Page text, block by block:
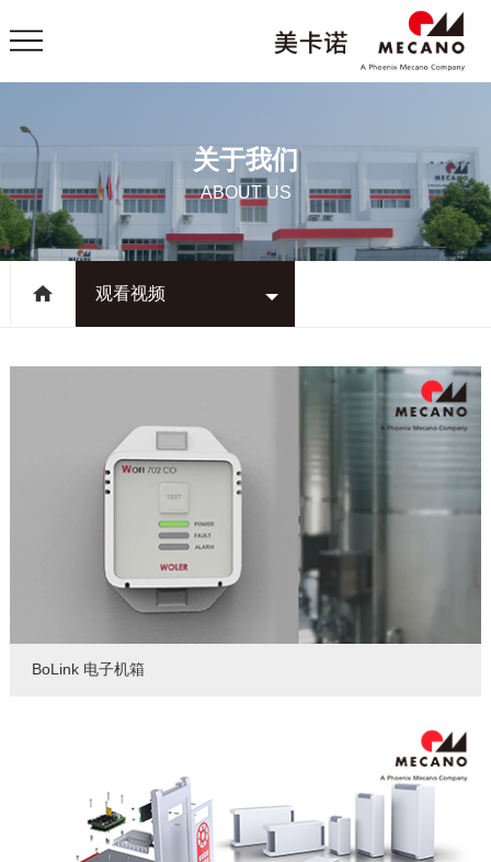
关于我们
ABOUT US
观看视频
BoLink 电子机箱